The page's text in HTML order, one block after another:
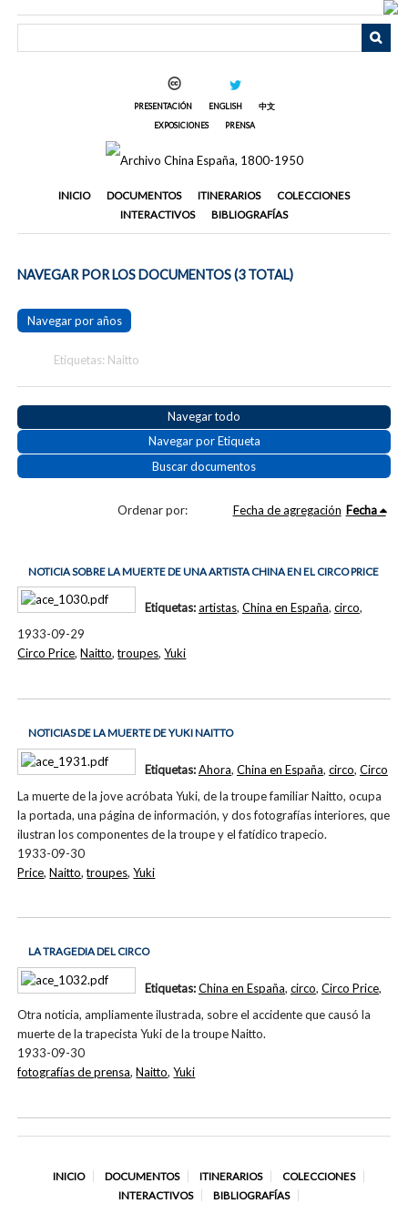
PRESENTACIÓN ENGLISH
中文
EXPOSICIONES
PRENSA
INICIO DOCUMENTOS ITINERARIOS
COLECCIONES
INTERACTIVOS
BIBLIOGRAFÍAS
NAVEGAR POR LOS DOCUMENTOS (3 TOTAL)
Navegar por años
Etiquetas: Naitto
Navegar todo
Navegar por Etiqueta
Buscar documentos
Ordenar por: Fecha de agregación Fecha
NOTICIA SOBRE LA MUERTE DE UNA ARTISTA CHINA EN EL CIRCO PRICE
1933-09-29
Etiquetas:artistas, China en España, circo,
Circo Price,Naitto,troupes,Yuki
NOTICIAS DE LA MUERTE DE YUKI NAITTO
La muerte de la jove acróbata Yuki, de la troupe familiar Naitto, ocupa
la portada, una página de información, y dos fotografías interiores, que
ilustran los componentes de la troupe y el fatídico trapecio.
1933-09-30
Etiquetas:Ahora, China en España, circo, Circo
Price,Naitto,troupes,Yuki
LA TRAGEDIA DEL CIRCO
Otra noticia, ampliamente ilustrada, sobre el accidente que causó la
muerte de la trapecista Yuki de la troupe Naitto.
1933-09-30
Etiquetas:China en España, circo, Circo Price,
fotografías de prensa,Naitto,Yuki
INICIO DOCUMENTOS ITINERARIOS
COLECCIONES
INTERACTIVOS
BIBLIOGRAFÍAS